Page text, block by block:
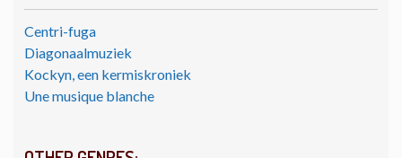
Centri-fuga
Diagonaalmuziek
Kockyn, een kermiskroniek
Une musique blanche